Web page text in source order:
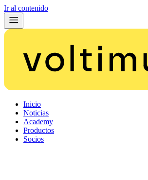
Ir al contenido
Inicio
Noticias
Academy
Productos
Socios